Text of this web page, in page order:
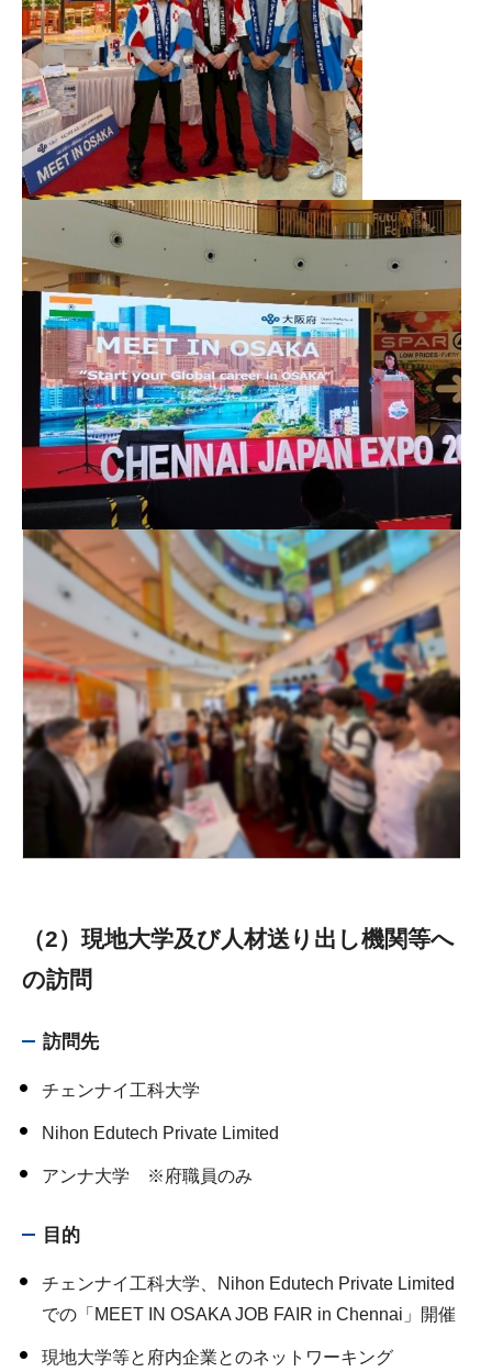
（2）現地大学及び人材送り出し機関等へ
の訪問
訪問先
チェンナイ工科大学
Nihon Edutech Private Limited
アンナ大学 ※府職員のみ
目的
チェンナイ工科大学、Nihon Edutech Private Limited
での「MEET IN OSAKA JOB FAIR in Chennai」開催
現地大学等と府内企業とのネットワーキング